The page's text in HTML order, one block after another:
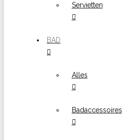
Servietten
BAD
Alles
Badaccessoires